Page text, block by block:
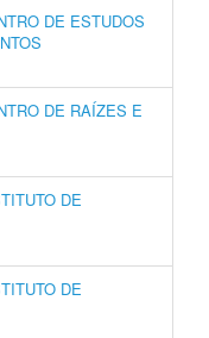
DE ESTUDOS
DE RAÍZES E
DE
DE